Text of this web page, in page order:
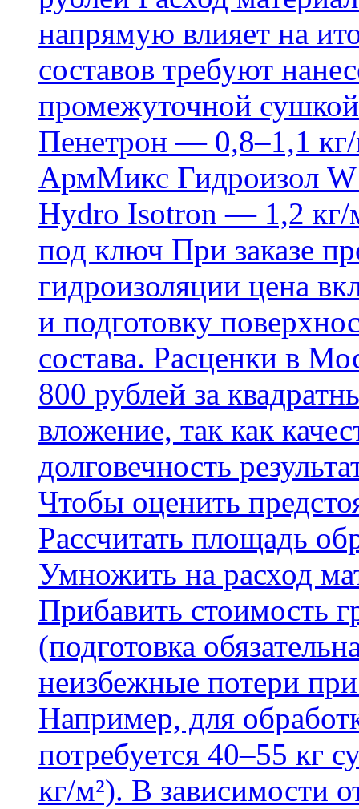
напрямую влияет на
составов требуют
промежуточной
Пенетрон — 0,8–1,1 кг/
АрмМикс Гидроизол
Hydro Isotron — 1,2 кг/
под ключ При заказе
гидроизоляции цена
и подготовку
состава. Расценки в
800 рублей за
вложение, так как
долговечность
Чтобы оценить
Рассчитать площадь
Умножить на расход
Прибавить стоимость
(подготовка
неизбежные потери
Например, для
потребуется 40–55 кг
кг/м²). В зависимости